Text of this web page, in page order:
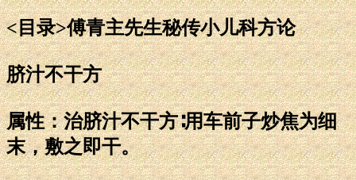
<目录>傅青主先生秘传小儿科方论
脐汁不干方
属性：治脐汁不干方∶用车前子炒焦为细
末，敷之即干。